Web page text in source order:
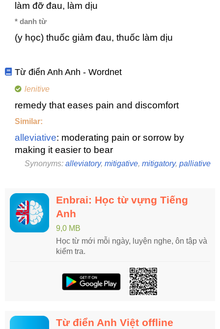
làm đỡ đau, làm dịu
* danh từ
(y học) thuốc giảm đau, thuốc làm dịu
Từ điển Anh Anh - Wordnet
lenitive
remedy that eases pain and discomfort
Similar:
alleviative: moderating pain or sorrow by
making it easier to bear
Synonyms: alleviatory, mitigative, mitigatory, palliative
Enbrai: Học từ vựng Tiếng
Anh
9,0 MB
Học từ mới mỗi ngày, luyện nghe, ôn tập và
kiểm tra.
Từ điển Anh Việt offline